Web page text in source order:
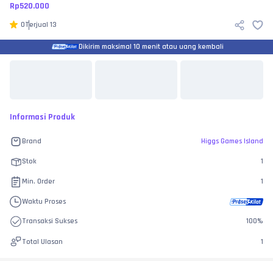
Rp520.000
0Terjual 13
Dikirim maksimal 10 menit atau uang kembali
Informasi Produk
Brand Higgs Games Island
Stok 1
Min. Order 1
Waktu Proses
Transaksi Sukses 100%
Total Ulasan 1